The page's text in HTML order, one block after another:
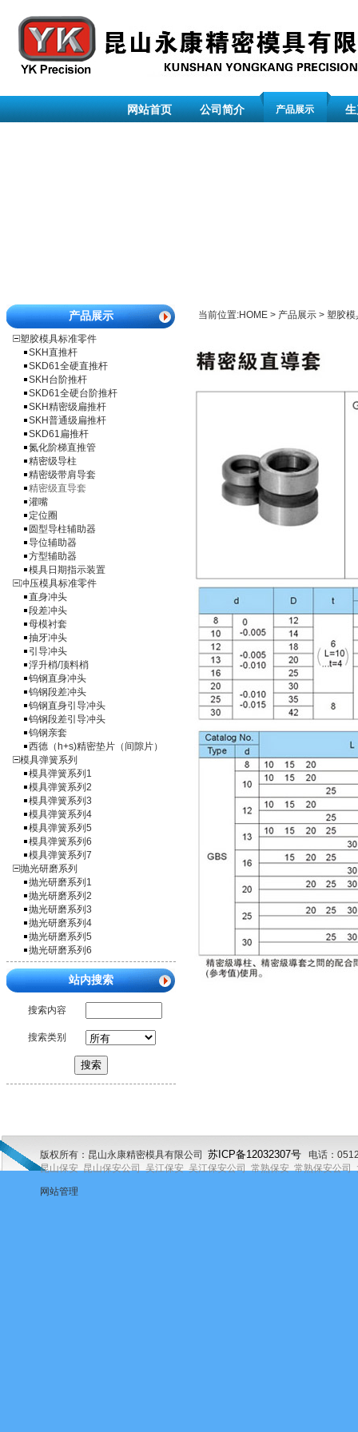
网站首页 公司简介 产品展示
产品展示
塑胶模具标准零件
SKH直推杆
SKD61全硬直推杆
SKH台阶推杆
SKD61全硬台阶推杆
SKH精密级扁推杆
SKH普通级扁推杆
SKD61扁推杆
氮化阶梯直推管
精密级导柱
精密级带肩导套
精密级直导套
灌嘴
定位圈
圆型导柱辅助器
导位辅助器
方型辅助器
模具日期指示装置
冲压模具标准零件
直身冲头
段差冲头
母模衬套
抽牙冲头
引导冲头
浮升梢/顶料梢
钨钢直身冲头
钨钢段差冲头
钨钢直身引导冲头
钨钢段差引导冲头
钨钢亲套
西德（h+s)精密垫片（间隙片）
模具弹簧系列
模具弹簧系列1
模具弹簧系列2
模具弹簧系列3
模具弹簧系列4
模具弹簧系列5
模具弹簧系列6
模具弹簧系列7
抛光研磨系列
抛光研磨系列1
抛光研磨系列2
抛光研磨系列3
抛光研磨系列4
抛光研磨系列5
抛光研磨系列6
站内搜索
搜索内容
搜索类别
当前位置:HOME > 产品展示 > 塑胶模
版权所有：昆山永康精密模具有限公司 苏 ICP备12032307号
电话：
昆山保安 昆山保安公司 吴江保安 吴江保安公司 常熟保安 常熟保安公司
网站管理